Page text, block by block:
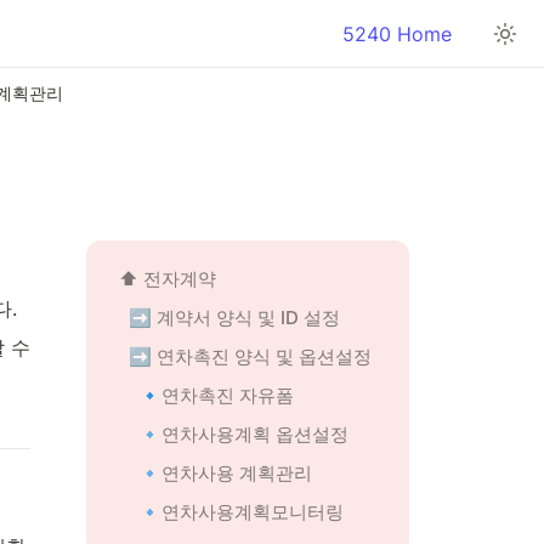
5240 Home
획관리
.
수
⬆️ 전자계약
➡️ 계약서 양식 및 ID 설정
➡️ 연차촉진 양식 및 옵션설정
🔹 연차촉진 자유폼
🔹연차사용계획 옵션설정
🔹연차사용 계획관리
🔹연차사용계획모니터링